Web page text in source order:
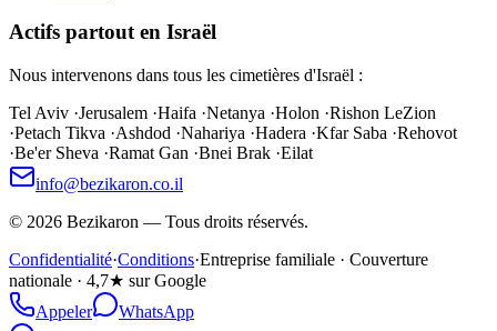
Actifs partout en Israël
Nous intervenons dans tous les cimetières d'Israël :
Tel Aviv ·Jerusalem ·Haifa ·Netanya ·Holon ·Rishon LeZion
·Petach Tikva ·Ashdod ·Nahariya ·Hadera ·Kfar Saba ·Rehovot
·Be'er Sheva ·Ramat Gan ·Bnei Brak ·Eilat
info@bezikaron.co.il
© 2026 Bezikaron — Tous droits réservés.
Confidentialité·Conditions·Entreprise familiale · Couverture
nationale · 4,7★ sur Google
Appeler
WhatsApp